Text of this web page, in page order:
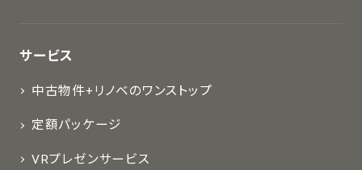
サービス
中古物件+リノベのワンストップ
定額パッケージ
VRプレゼンサービス